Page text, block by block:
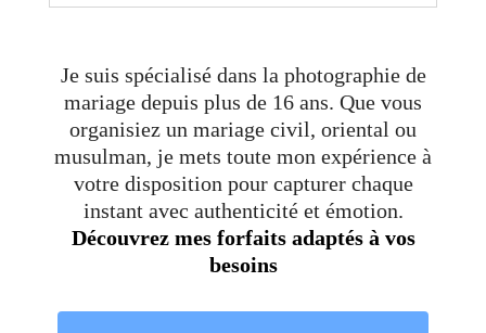
Je suis spécialisé dans la photographie de
mariage depuis plus de 16 ans. Que vous
organisiez un mariage civil, oriental ou
musulman, je mets toute mon expérience à
votre disposition pour capturer chaque
instant avec authenticité et émotion.
Découvrez mes forfaits adaptés à vos
besoins